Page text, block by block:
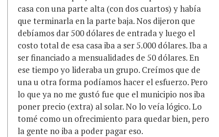
casa con una parte alta (con dos cuartos) y había
que terminarla en la parte baja. Nos dijeron que
debíamos dar 500 dólares de entrada y luego el
costo total de esa casa iba a ser 5.000 dólares. Iba a
ser financiado a mensualidades de 50 dólares. En
ese tiempo yo lideraba un grupo. Creímos que de
una u otra forma podíamos hacer el esfuerzo. Pero
lo que ya no me gustó fue que el municipio nos iba
poner precio (extra) al solar. No lo veía lógico. Lo
tomé como un ofrecimiento para quedar bien, pero
la gente no iba a poder pagar eso.